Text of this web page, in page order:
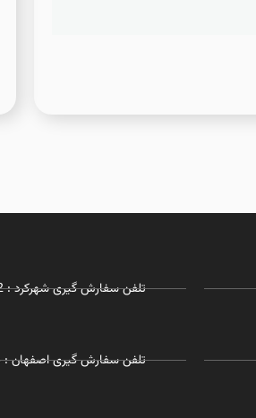
تلفن سفارش گیری شهرکرد : 03832281732 - 09127215968
تلفن سفارش گیری اصفهان : 09055197726